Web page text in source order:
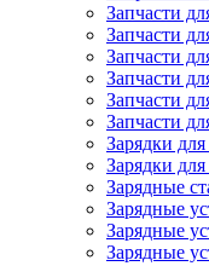
Запчасти
Запчасти
Запчасти
Запчасти
Запчасти
Запчасти
Зарядки
Зарядки
Зарядные
Зарядные
Зарядные
Зарядные